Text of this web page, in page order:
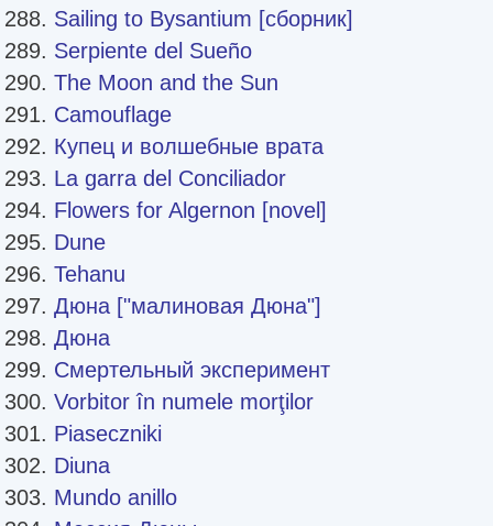
Sailing to Bysantium [сборник]
Serpiente del Sueño
The Moon and the Sun
Camouflage
Купец и волшебные врата
La garra del Conciliador
Flowers for Algernon [novel]
Dune
Tehanu
Дюна ["малиновая Дюна"]
Дюна
Смертельный эксперимент
Vorbitor în numele morţilor
Piaseczniki
Diuna
Mundo anillo